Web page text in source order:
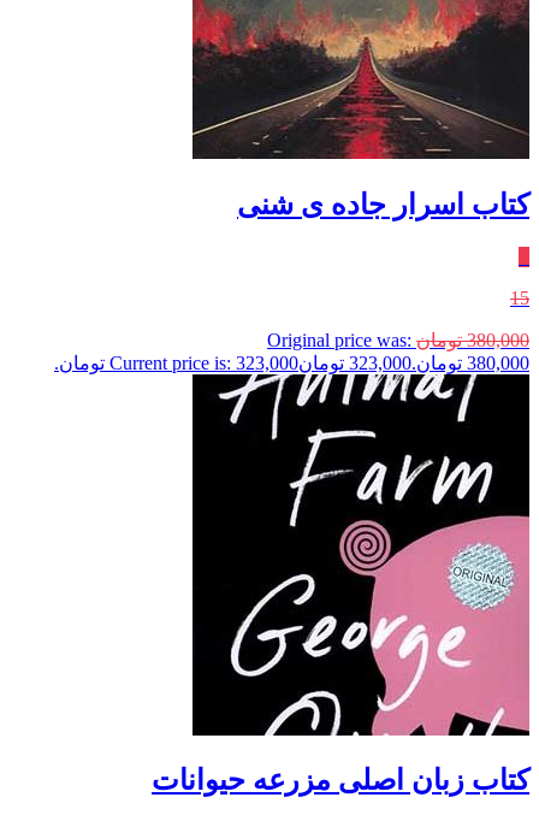
کتاب اسرار جاده ی شنی
15
380,000 تومان Original price was:
380,000 تومان.
323,000 تومانCurrent price is: 323,000 تومان.
کتاب زبان اصلی مزرعه حیوانات